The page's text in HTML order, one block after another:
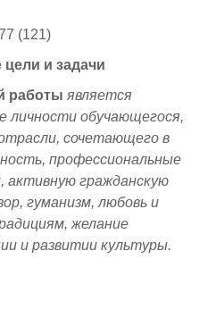
технологий
образования
курсы
(121)
и задачи
работы является
личности обучающегося,
сочетающего в
профессиональные
активную гражданскую
гуманизм, любовь и
желание
и развитии культуры.